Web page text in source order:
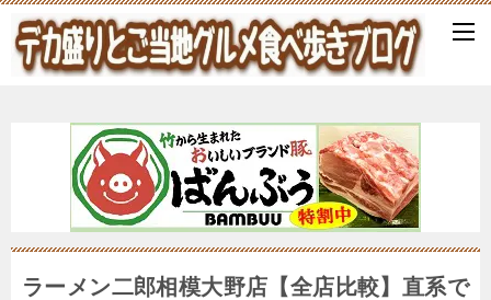
ラーメン二郎相模大野店【全店比較】直系で